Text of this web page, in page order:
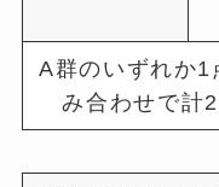
A群のいずれか1
み合わせで計